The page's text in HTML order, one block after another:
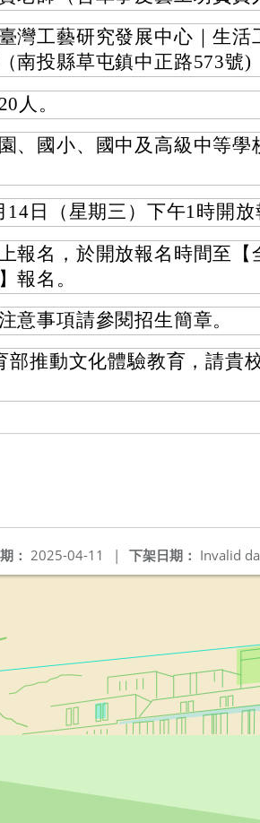
灣工藝研究發展中心｜生活
南投縣草屯鎮中正路573號)
人。
、國小、國中及高級中等學
日（星期三）下午1時開放
報名，於開放報名時間至【
報名。
意事項請參閱招生簡章。
部推動文化體驗教育，請貴
下架日期： Invalid
： 2025-04-11 |